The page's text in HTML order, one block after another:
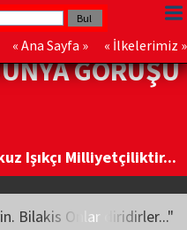
« Ana Sayfa » « İlkelerimiz »
GÖRÜŞÜ
Işıkçı Milliyetçiliktir...
Bilakis Onlar diridirler..."